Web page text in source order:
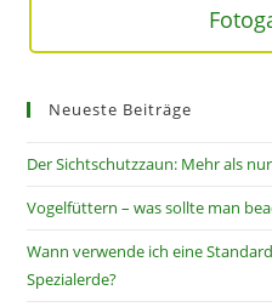
Neueste Beiträge
Der Sichtschutzzaun: Mehr als
Vogelfüttern – was sollte man
Wann verwende ich eine
Spezialerde?